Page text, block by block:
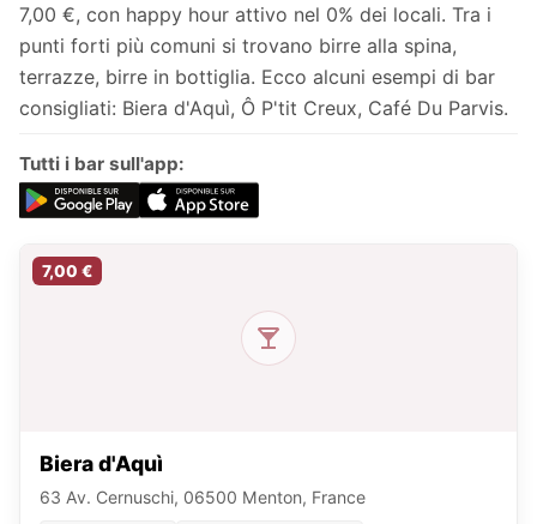
7,00 €, con happy hour attivo nel 0% dei locali. Tra i
punti forti più comuni si trovano birre alla spina,
terrazze, birre in bottiglia. Ecco alcuni esempi di bar
consigliati: Biera d'Aquì, Ô P'tit Creux, Café Du Parvis.
Tutti i bar sull'app:
7,00 €
Biera d'Aquì
63 Av. Cernuschi, 06500 Menton, France